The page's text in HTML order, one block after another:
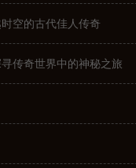
空的古代佳人传奇
传奇世界中的神秘之旅